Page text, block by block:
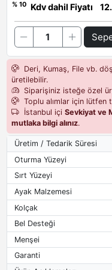
% 10
Kdv dahil Fiyatı
Deri, Kumaş, File vb.
üretilebilir.
Siparişiniz isteğe özel
Toplu alımlar için lütfen
İstanbul içi Sevkiyat ve
mutlaka bilgi alınız.
Üretim / Tedarik Süresi
Oturma Yüzeyi
Sırt Yüzeyi
Ayak Malzemesi
Kolçak
Bel Desteği
Menşei
Garanti